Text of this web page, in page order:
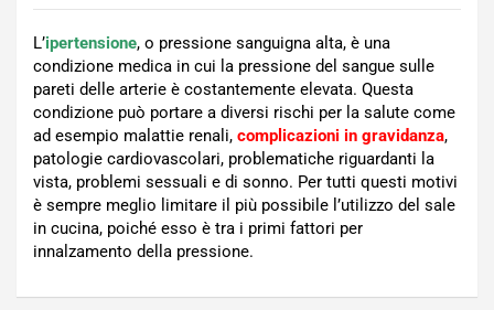
L’ipertensione, o pressione sanguigna alta, è una
condizione medica in cui la pressione del sangue sulle
pareti delle arterie è costantemente elevata. Questa
condizione può portare a diversi rischi per la salute come
ad esempio malattie renali, complicazioni in gravidanza,
patologie cardiovascolari, problematiche riguardanti la
vista, problemi sessuali e di sonno. Per tutti questi motivi
è sempre meglio limitare il più possibile l’utilizzo del sale
in cucina, poiché esso è tra i primi fattori per
innalzamento della pressione.